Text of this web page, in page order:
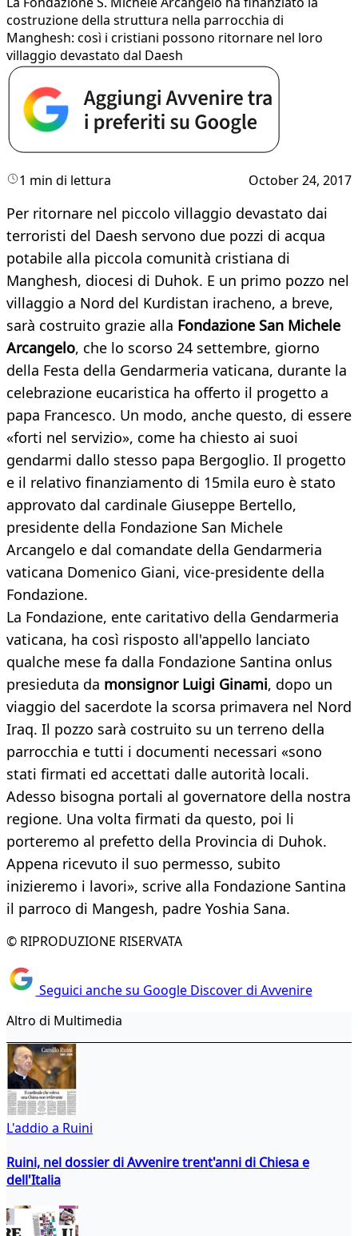
costruzione della struttura nella parrocchia di
Manghesh: così i cristiani possono ritornare nel loro
villaggio devastato dal Daesh
1 min di lettura October 24, 2017
Per ritornare nel piccolo villaggio devastato dai
terroristi del Daesh servono due pozzi di acqua
potabile alla piccola comunità cristiana di
Manghesh, diocesi di Duhok. E un primo pozzo nel
villaggio a Nord del Kurdistan iracheno, a breve,
sarà costruito grazie alla Fondazione San Michele
Arcangelo, che lo scorso 24 settembre, giorno
della Festa della Gendarmeria vaticana, durante la
celebrazione eucaristica ha offerto il progetto a
papa Francesco. Un modo, anche questo, di essere
«forti nel servizio», come ha chiesto ai suoi
gendarmi dallo stesso papa Bergoglio. Il progetto
e il relativo finanziamento di 15mila euro è stato
approvato dal cardinale Giuseppe Bertello,
presidente della Fondazione San Michele
Arcangelo e dal comandate della Gendarmeria
vaticana Domenico Giani, vice-presidente della
Fondazione.
La Fondazione, ente caritativo della Gendarmeria
vaticana, ha così risposto all'appello lanciato
qualche mese fa dalla Fondazione Santina onlus
presieduta da monsignor Luigi Ginami, dopo un
viaggio del sacerdote la scorsa primavera nel Nord
Iraq. Il pozzo sarà costruito su un terreno della
parrocchia e tutti i documenti necessari «sono
stati firmati ed accettati dalle autorità locali.
Adesso bisogna portali al governatore della nostra
regione. Una volta firmati da questo, poi li
porteremo al prefetto della Provincia di Duhok.
Appena ricevuto il suo permesso, subito
inizieremo i lavori», scrive alla Fondazione Santina
il parroco di Mangesh, padre Yoshia Sana.
© RIPRODUZIONE RISERVATA
Seguici anche su Google Discover di Avvenire
Altro di Multimedia
L'addio a Ruini
Ruini, nel dossier di Avvenire trent'anni di Chiesa e
dell'Italia